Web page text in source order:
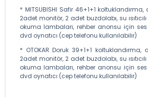
* MITSUBISHI Safir 46+1+1
2adet monitör, 2 adet buzdolabı, su
okuma lambaları, rehber anonsu için
dvd oynatıcı (cep telefonu kullanılabilir)
* OTOKAR Doruk 39+1+1 koltuklandırma,
2adet monitör, 2 adet buzdolabı, su
okuma lambaları, rehber anonsu için
dvd oynatıcı (cep telefonu kullanılabilir)